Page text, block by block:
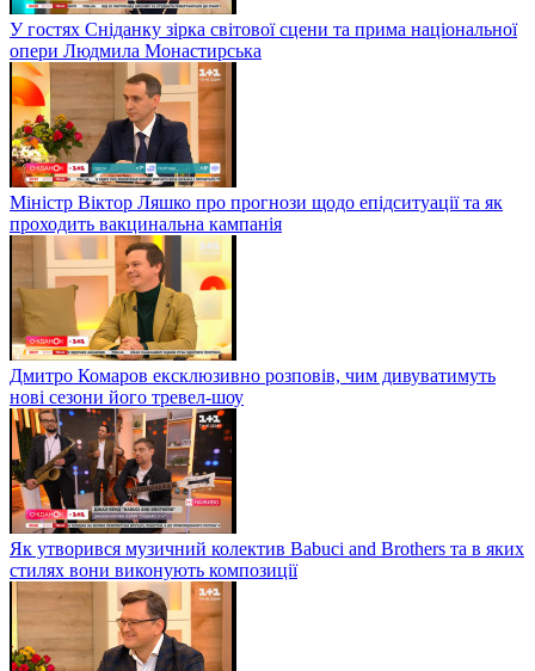
У гостях Сніданку зірка світової сцени та прима національної
опери Людмила Монастирська
Міністр Віктор Ляшко про прогнози щодо епідситуації та як
проходить вакцинальна кампанія
Дмитро Комаров ексклюзивно розповів, чим дивуватимуть
нові сезони його тревел-шоу
Як утворився музичний колектив Babuci and Brothers та в яких
стилях вони виконують композиції